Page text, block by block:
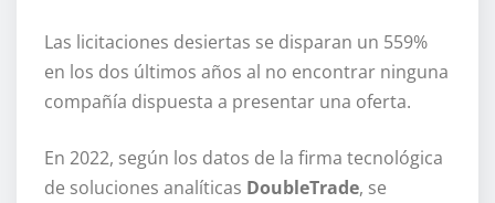
Las licitaciones desiertas se disparan un 559%
en los dos últimos años al no encontrar ninguna
compañía dispuesta a presentar una oferta.
En 2022, según los datos de la firma tecnológica
de soluciones analíticas DoubleTrade, se